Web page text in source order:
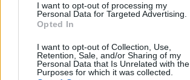
I want to opt-out of processing my
Personal Data for Targeted Advertising.
Opted In
I want to opt-out of Collection, Use,
Retention, Sale, and/or Sharing of my
Personal Data that Is Unrelated with the
Purposes for which it was collected.